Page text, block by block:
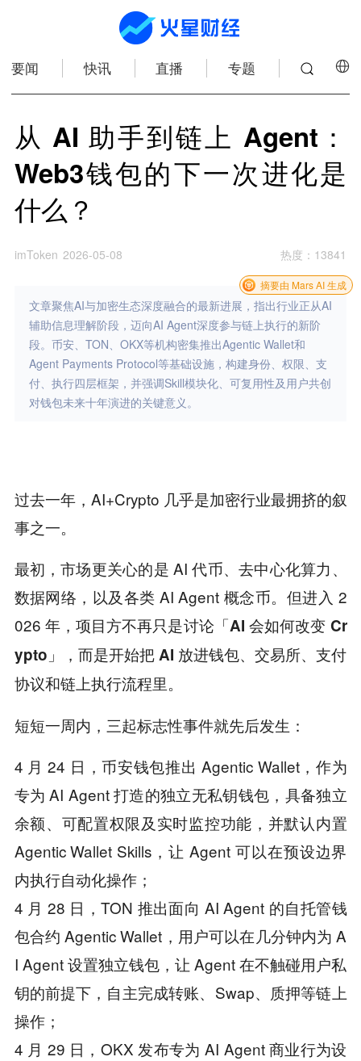
要闻 快讯 直播 专题
从 AI 助手到链上 Agent：
Web3钱包的下一次进化是
什么？
imToken 2026-05-08 热度 ： 13841
文章聚焦AI与加密生态深度融合的最新进展，指出行业正从AI
辅助信息理解阶段，迈向AI Agent深度参与链上执行的新阶
段。币安、TON、OKX等机构密集推出Agentic Wallet和
Agent Payments Protocol等基础设施，构建身份、权限、支
付、执行四层框架，并强调Skill模块化、可复用性及用户共创
对钱包未来十年演进的关键意义。
摘要由 Mars AI 生成
过去一年，AI+Crypto 几乎是加密行业最拥挤的叙
事之一。
最初，市场更关心的是 AI 代币、去中心化算力、
数据网络，以及各类 AI Agent 概念币。但进入 2
026 年， 项目方不再只是讨论「AI 会如何改变 Cr
ypto」，而是开始把 AI 放进钱包、交易所、支付
协议和链上执行流程里。
短短一周内，三起标志性事件就先后发生：
4 月 24 日，币安钱包推出 Agentic Wallet，作为
专为 AI Agent 打造的独立无私钥钱包，具备独立
余额、可配置权限及实时监控功能，并默认内置
Agentic Wallet Skills，让 Agent 可以在预设边界
内执行自动化操作；
4 月 28 日，TON 推出面向 AI Agent 的自托管钱
包合约 Agentic Wallet，用户可以在几分钟内为 A
I Agent 设置独立钱包，让 Agent 在不触碰用户私
钥的前提下，自主完成转账、Swap、质押等链上
操作；
4 月 29 日，OKX 发布专为 AI Agent 商业行为设